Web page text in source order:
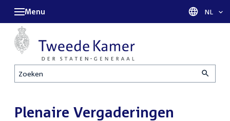
Zoeken
Menu Taal
NL
Plenaire Vergaderingen